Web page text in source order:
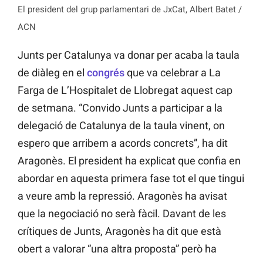
El president del grup parlamentari de JxCat, Albert Batet /
ACN
Junts per Catalunya va donar per acaba la taula
de diàleg en el congrésque va celebrar a La
Farga de L’Hospitalet de Llobregat aquest cap
de setmana. “Convido Junts a participar a la
delegació de Catalunya de la taula vinent, on
espero que arribem a acords concrets”, ha dit
Aragonès. El president ha explicat que confia en
abordar en aquesta primera fase tot el que tingui
a veure amb la repressió. Aragonès ha avisat
que la negociació no serà fàcil. Davant de les
crítiques de Junts, Aragonès ha dit que està
obert a valorar “una altra proposta” però ha